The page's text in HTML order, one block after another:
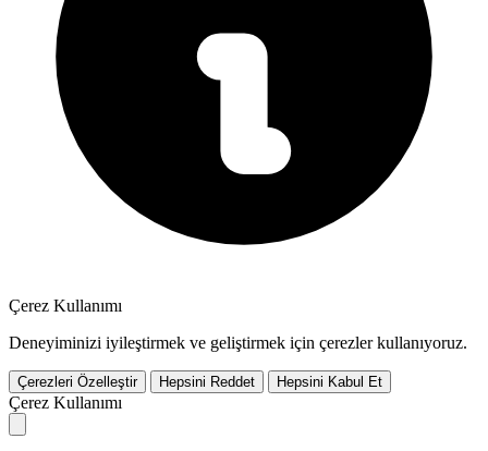
Çerez Kullanımı
Deneyiminizi iyileştirmek ve geliştirmek için çerezler kullanıyoruz.
Çerezleri Özelleştir Hepsini Reddet Hepsini Kabul Et
Çerez Kullanımı